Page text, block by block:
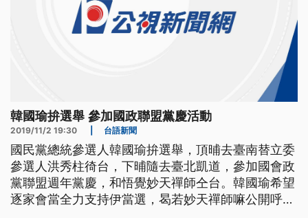
韓國瑜拚選舉 參加國政聯盟黨慶活動
2019/11/2 19:30 台語新聞
國民黨總統參選人韓國瑜拚選舉，頂晡去臺南替立委
參選人洪秀柱徛台，下晡隨去臺北凱道，參加國會政
黨聯盟週年黨慶，和悟覺妙天禪師仝台。韓國瑜希望
逐家會當全力支持伊當選，曷若妙天禪師嘛公開呼籲